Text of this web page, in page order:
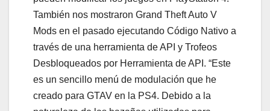
También nos mostraron Grand Theft Auto V
Mods en el pasado ejecutando Código Nativo a
través de una herramienta de API y Trofeos
Desbloqueados por Herramienta de API. “Este
es un sencillo menú de modulación que he
creado para GTAV en la PS4. Debido a la